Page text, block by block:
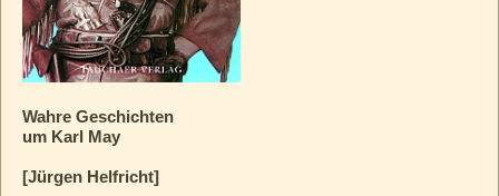
Wahre Geschichten
um Karl May
[Jürgen Helfricht]